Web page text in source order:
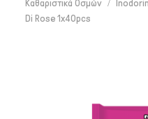
Καθαριστικά Οσμών
Di Rose 1x40pcs